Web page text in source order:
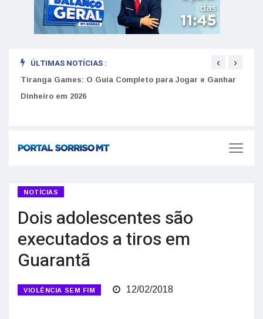
ÚLTIMAS NOTÍCIAS :
Tiranga Games: O Guia Completo para Jogar e Ganhar
Dinheiro em 2026
‹ ›
NOTÍCIAS
Dois adolescentes são
executados a tiros em
Guarantã
VIOLÊNCIA SEM FIM 12/02/2018